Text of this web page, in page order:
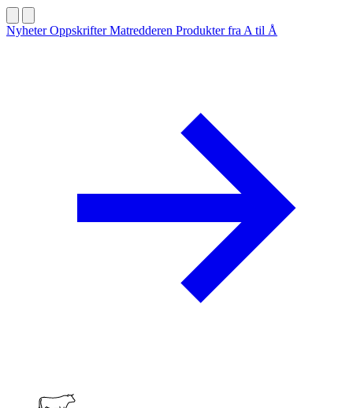
NyheterOppskrifterMatredderen Produkter fra A til Å